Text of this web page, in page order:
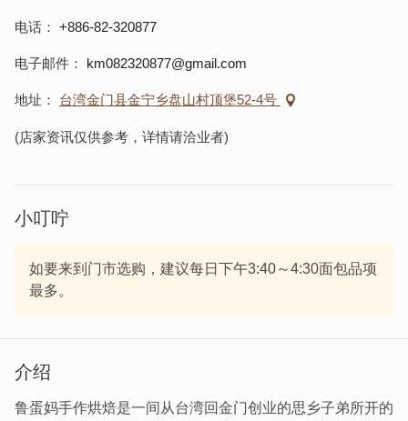
电话 +886-82-320877
电子邮件 km082320877@gmail.com
地址 台湾金门县金宁乡盘山村顶堡52-4号
(店家资讯仅供参考，详情请洽业者)
小叮咛
如要来到门市选购，建议每日下午3:40～4:30面包品项
最多。
介绍
鲁蛋妈手作烘焙是一间从台湾回金门创业的思乡子弟所开的